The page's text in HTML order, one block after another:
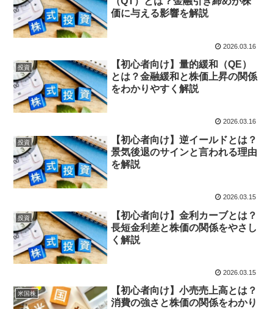
価に与える影響を解説
2026.03.16
投資
【初心者向け】量的緩和（QE）
とは？金融緩和と株価上昇の関係
をわかりやすく解説
2026.03.16
投資
【初心者向け】逆イールドとは？
景気後退のサインと言われる理由
を解説
2026.03.15
投資
【初心者向け】金利カーブとは？
長短金利差と株価の関係をやさし
く解説
2026.03.15
米国株
【初心者向け】小売売上高とは？
消費の強さと株価の関係をわかり